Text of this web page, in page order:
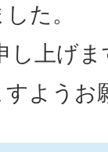
た。
し上げ
すようお